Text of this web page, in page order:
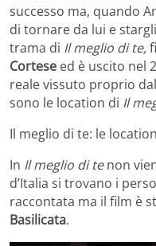
successo ma, quando
di tornare da lui e
trama di Il meglio di te,
Cortese ed è uscito nel
reale vissuto proprio
sono le location di Il
Il meglio di te: le
In Il meglio di tenon
d’Italia si trovano i
raccontata ma il film è
Basilicata.